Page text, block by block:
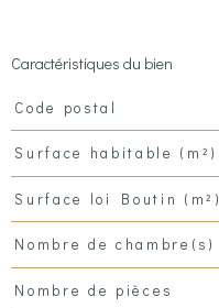
Caractéristiques du bien
Caractéristiques
Code postal
Surface habitable (m²)
Surface loi Boutin (m²)
Nombre de chambre(s)
Nombre de pièces